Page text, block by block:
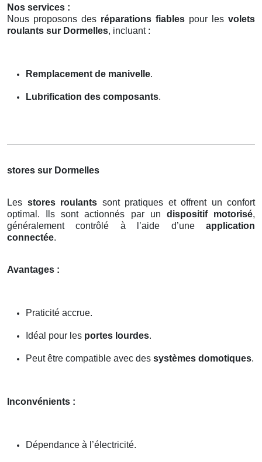
Nos services :
Nous proposons des réparations fiables pour les volets
roulants sur Dormelles, incluant :
Remplacement de manivelle.
Lubrification des composants.
stores sur Dormelles
Les stores roulants sont pratiques et offrent un confort
optimal. Ils sont actionnés par un dispositif motorisé,
généralement contrôlé à l’aide d’une application
connectée.
Avantages :
Praticité accrue.
Idéal pour les portes lourdes.
Peut être compatible avec des systèmes domotiques.
Inconvénients :
Dépendance à l’électricité.